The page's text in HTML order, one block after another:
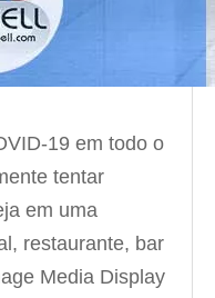
19 em todo o
tentar
em uma
restaurante, bar
Media Display